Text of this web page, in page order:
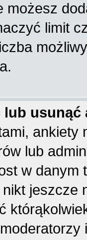
możesz
limit
usunąć
lub
w
jeszcze